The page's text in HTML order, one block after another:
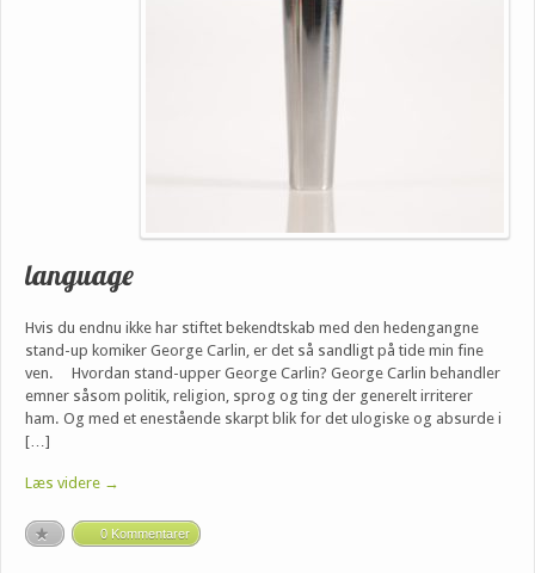
language
Hvis du endnu ikke har stiftet bekendtskab med den hedengangne
stand-up komiker George Carlin, er det så sandligt på tide min fine
ven. Hvordan stand-upper George Carlin? George Carlin behandler
emner såsom politik, religion, sprog og ting der generelt irriterer
ham. Og med et enestående skarpt blik for det ulogiske og absurde i
[…]
Læs videre →
0 Kommentarer